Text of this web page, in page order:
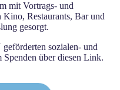
mit Vortrags- und
Kino, Restaurants, Bar und
gesorgt.
sozialen- und
über diesen Link.